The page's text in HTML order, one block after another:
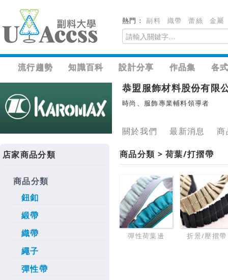
熱門：副料 織帶 蕾絲 金屬
流行趨勢 知識百科 設計分享 作品集 各
恭盟服飾材料股份有限
時尚、服飾專業輔料領導者
關於我們 最新消息 商
店家商品分類
商品分類
鈕釦
緞帶
織帶
繩子
彈性帶
商品分類 > 荷葉/打摺帶
彈性荷葉邊 折景/壓摺帶